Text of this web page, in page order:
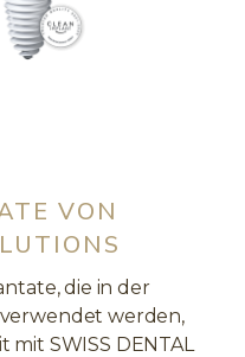
VON
die in der
verwendet werden,
SWISS DENTAL